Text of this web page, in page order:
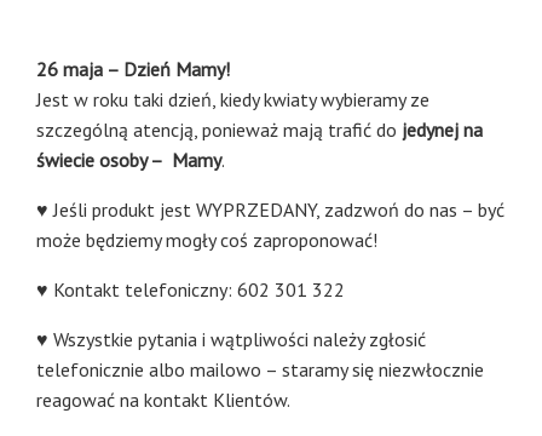
26 maja – Dzień Mamy!
Jest w roku taki dzień, kiedy kwiaty wybieramy ze
szczególną atencją, ponieważ mają trafić do jedynej na
świecie osoby – Mamy.
♥ Jeśli produkt jest WYPRZEDANY, zadzwoń do nas – być
może będziemy mogły coś zaproponować!
♥ Kontakt telefoniczny: 602 301 322
♥ Wszystkie pytania i wątpliwości należy zgłosić
telefonicznie albo mailowo – staramy się niezwłocznie
reagować na kontakt Klientów.